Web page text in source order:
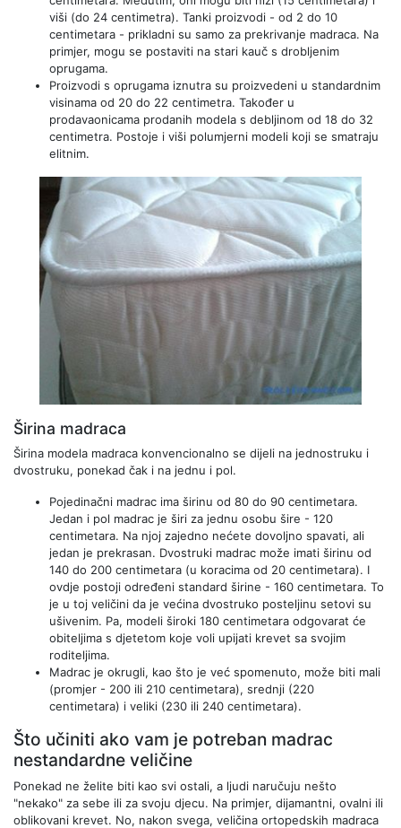
viši (do 24 centimetra). Tanki proizvodi - od 2 do 10
centimetara - prikladni su samo za prekrivanje madraca. Na
primjer, mogu se postaviti na stari kauč s drobljenim
oprugama.
Proizvodi s oprugama iznutra su proizvedeni u standardnim
visinama od 20 do 22 centimetra. Također u
prodavaonicama prodanih modela s debljinom od 18 do 32
centimetra. Postoje i viši polumjerni modeli koji se smatraju
elitnim.
Širina madraca
Širina modela madraca konvencionalno se dijeli na jednostruku i
dvostruku, ponekad čak i na jednu i pol.
Pojedinačni madrac ima širinu od 80 do 90 centimetara.
Jedan i pol madrac je širi za jednu osobu šire - 120
centimetara. Na njoj zajedno nećete dovoljno spavati, ali
jedan je prekrasan. Dvostruki madrac može imati širinu od
140 do 200 centimetara (u koracima od 20 centimetara). I
ovdje postoji određeni standard širine - 160 centimetara. To
je u toj veličini da je većina dvostruko posteljinu setovi su
ušivenim. Pa, modeli široki 180 centimetara odgovarat će
obiteljima s djetetom koje voli upijati krevet sa svojim
roditeljima.
Madrac je okrugli, kao što je već spomenuto, može biti mali
(promjer - 200 ili 210 centimetara), srednji (220
centimetara) i veliki (230 ili 240 centimetara).
Što učiniti ako vam je potreban madrac
nestandardne veličine
Ponekad ne želite biti kao svi ostali, a ljudi naručuju nešto
"nekako" za sebe ili za svoju djecu. Na primjer, dijamantni, ovalni ili
oblikovani krevet. No, nakon svega, veličina ortopedskih madraca